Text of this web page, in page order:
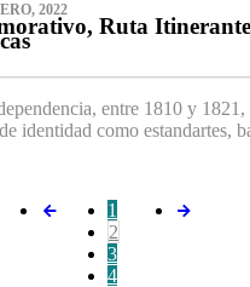
2022
Ruta
entre 1810 y 1821,
identidad como estandartes,
1
2
3
4